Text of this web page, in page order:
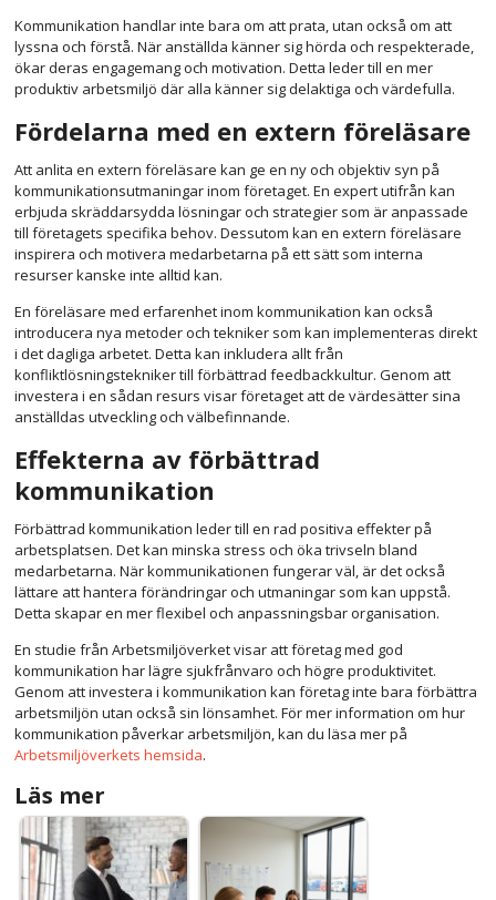
Kommunikation handlar inte bara om att prata, utan också om att
lyssna och förstå. När anställda känner sig hörda och respekterade,
ökar deras engagemang och motivation. Detta leder till en mer
produktiv arbetsmiljö där alla känner sig delaktiga och värdefulla.
Fördelarna med en extern föreläsare
Att anlita en extern föreläsare kan ge en ny och objektiv syn på
kommunikationsutmaningar inom företaget. En expert utifrån kan
erbjuda skräddarsydda lösningar och strategier som är anpassade
till företagets specifika behov. Dessutom kan en extern föreläsare
inspirera och motivera medarbetarna på ett sätt som interna
resurser kanske inte alltid kan.
En föreläsare med erfarenhet inom kommunikation kan också
introducera nya metoder och tekniker som kan implementeras direkt
i det dagliga arbetet. Detta kan inkludera allt från
konfliktlösningstekniker till förbättrad feedbackkultur. Genom att
investera i en sådan resurs visar företaget att de värdesätter sina
anställdas utveckling och välbefinnande.
Effekterna av förbättrad
kommunikation
Förbättrad kommunikation leder till en rad positiva effekter på
arbetsplatsen. Det kan minska stress och öka trivseln bland
medarbetarna. När kommunikationen fungerar väl, är det också
lättare att hantera förändringar och utmaningar som kan uppstå.
Detta skapar en mer flexibel och anpassningsbar organisation.
En studie från Arbetsmiljöverket visar att företag med god
kommunikation har lägre sjukfrånvaro och högre produktivitet.
Genom att investera i kommunikation kan företag inte bara förbättra
arbetsmiljön utan också sin lönsamhet. För mer information om hur
kommunikation påverkar arbetsmiljön, kan du läsa mer på
Arbetsmiljöverkets hemsida.
Läs mer